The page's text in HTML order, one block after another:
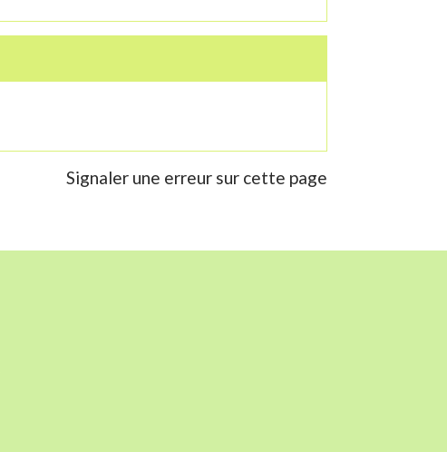
Signaler une erreur sur cette page